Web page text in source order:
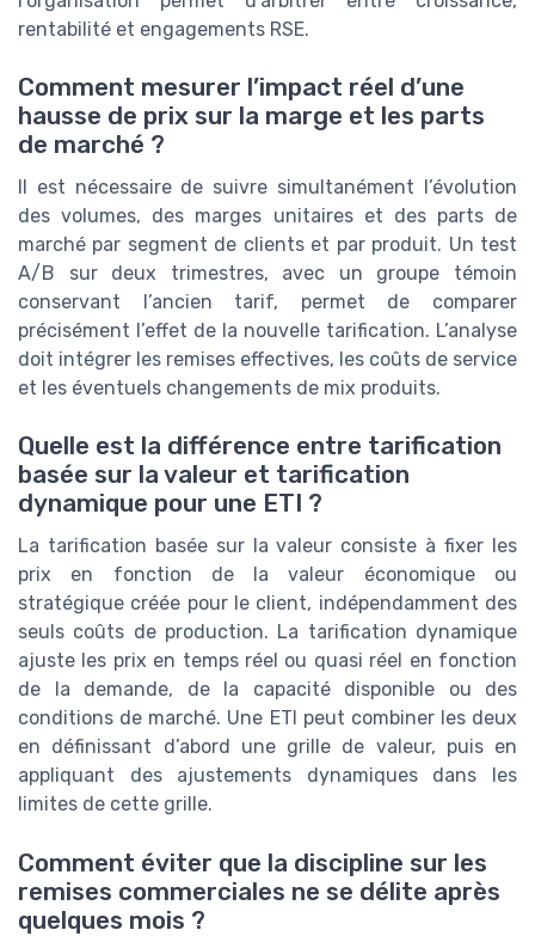
rentabilité et engagements RSE.
Comment mesurer l’impact réel d’une
hausse de prix sur la marge et les parts
de marché ?
Il est nécessaire de suivre simultanément l’évolution
des volumes, des marges unitaires et des parts de
marché par segment de clients et par produit. Un test
A/B sur deux trimestres, avec un groupe témoin
conservant l’ancien tarif, permet de comparer
précisément l’effet de la nouvelle tarification. L’analyse
doit intégrer les remises effectives, les coûts de service
et les éventuels changements de mix produits.
Quelle est la différence entre tarification
basée sur la valeur et tarification
dynamique pour une ETI ?
La tarification basée sur la valeur consiste à fixer les
prix en fonction de la valeur économique ou
stratégique créée pour le client, indépendamment des
seuls coûts de production. La tarification dynamique
ajuste les prix en temps réel ou quasi réel en fonction
de la demande, de la capacité disponible ou des
conditions de marché. Une ETI peut combiner les deux
en définissant d’abord une grille de valeur, puis en
appliquant des ajustements dynamiques dans les
limites de cette grille.
Comment éviter que la discipline sur les
remises commerciales ne se délite après
quelques mois ?